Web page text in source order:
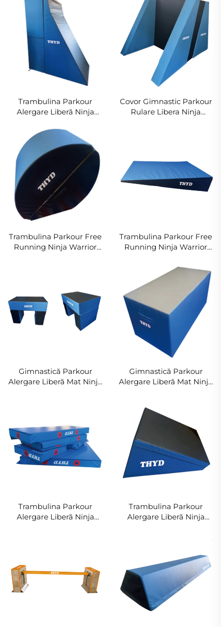
XPE
Trambulina Parkour
Alergare Liberă Ninja
Zid Mat pentru Sport și
Distracție a Copiilor
Covor Gimnastic Parkour
Rulare Libera Ninja
Trambulina Parkour Free
Running Ninja Warrior
Trambulina Parkour Free
Running Ninja Warrior
pentru Sport și Diversiuni
ale Copiilor
Gimnastică Parkour
Alergare Liberă Mat Ninja
Gimnastică Parkour
Alergare Liberă Mat Ninja
Sporturile Copiilor &
Distracție
Trambulina Parkour
Alergare Liberă Ninja
Trambulina Parkour
Alergare Liberă Ninja